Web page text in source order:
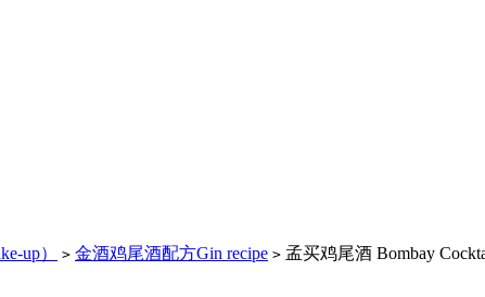
up） > 金酒鸡尾酒配方Gin recipe > 孟买鸡尾酒 Bombay